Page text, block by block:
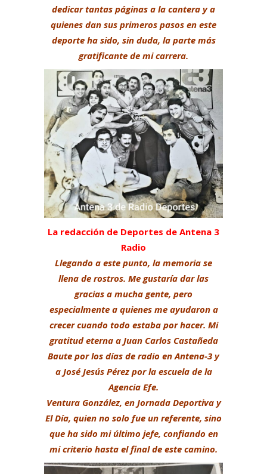
dedicar tantas páginas a la cantera y a
quienes dan sus primeros pasos en este
deporte ha sido, sin duda, la parte más
gratificante de mi carrera.
La redacción de Deportes de Antena 3
Radio
Llegando a este punto, la memoria se
llena de rostros. Me gustaría dar las
gracias a mucha gente, pero
especialmente a quienes me ayudaron a
crecer cuando todo estaba por hacer. Mi
gratitud eterna a Juan Carlos Castañeda
Baute por los días de radio en Antena-3 y
a José Jesús Pérez por la escuela de la
Agencia Efe.
Ventura González, en Jornada Deportiva y
El Día, quien no solo fue un referente, sino
que ha sido mi último jefe, confiando en
mi criterio hasta el final de este camino.